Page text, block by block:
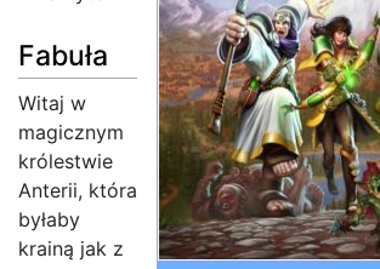
Fabuła
Witaj w
magicznym
królestwie
Anterii, która
byłaby
krainą jak z